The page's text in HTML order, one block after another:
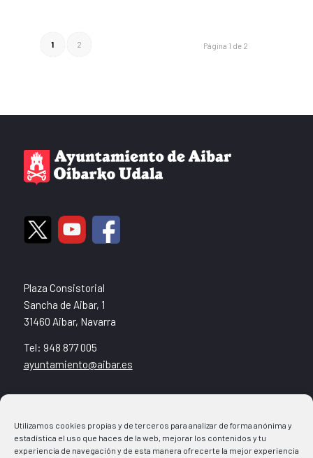
Utilizamos cookies propias y de terceros para analizar de forma anónima y
estadística el uso que haces de la web, mejorar los contenidos y tu
experiencia de navegación y de esta manera ofrecerte la mejor experiencia
Página 1 de 2
1 2
Plaza Consistorial
Sancha de Aibar, 1
31460 Aibar, Navarra
Tel: 948 877 005
ayuntamiento@aibar.es
Agenda
Ventanilla Municipal